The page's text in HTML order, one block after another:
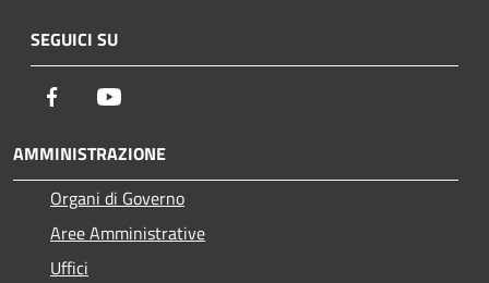
SEGUICI SU
Facebook
AMMINISTRAZIONE
Organi di Governo
Aree Amministrative
Uffici